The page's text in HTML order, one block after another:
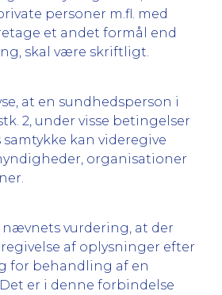
personer m.fl. med
et andet formål end
skal være skriftligt.
at en sundhedsperson i
2, under visse betingelser
kan videregive
organisationer
vurdering, at der
af oplysninger efter
for behandling af en
er i denne forbindelse